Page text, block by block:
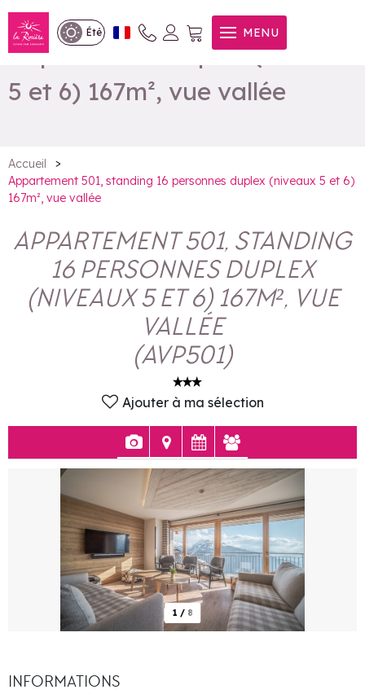
Été MENU
Appartement 501, standing
16 personnes duplex (niveaux
5 et 6) 167m², vue vallée
Accueil
>
Appartement 501, standing 16 personnes duplex (niveaux 5 et 6)
167m², vue vallée
APPARTEMENT 501, STANDING
16 PERSONNES DUPLEX
(NIVEAUX 5 ET 6) 167M², VUE
VALLÉE
(AVP501)
Ajouter à ma sélection
1 / 8
INFORMATIONS